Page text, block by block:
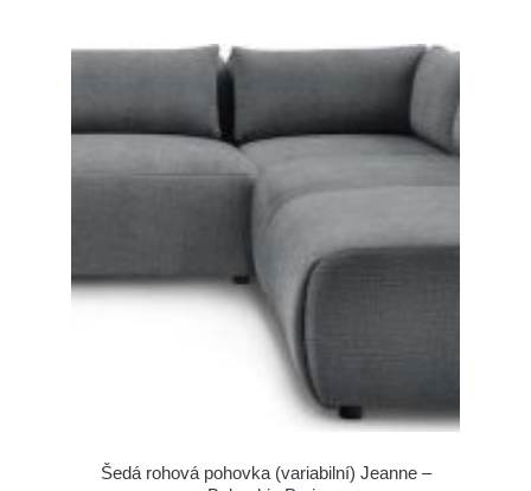
Šedá rohová pohovka (variabilní) Jeanne –